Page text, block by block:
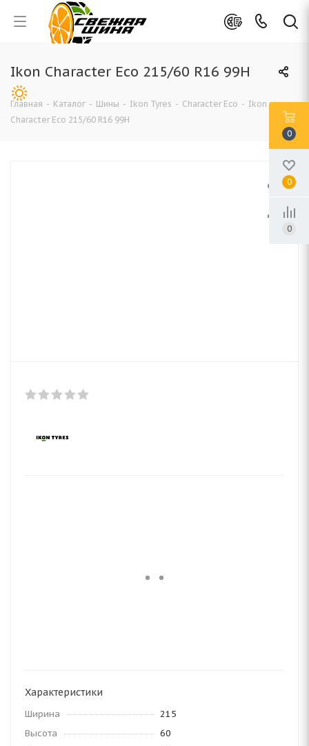
Ikon Character Eco 215/60 R16 99H
Главная - Каталог - Шины - Ikon Tyres - Character Eco - Ikon
Character Eco 215/60 R16 99H
Характеристики
Ширина
215
Высота
60
0
0
0